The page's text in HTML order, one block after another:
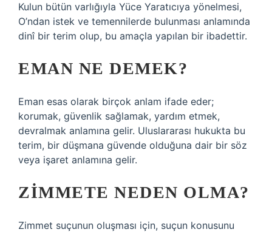
Kulun bütün varlığıyla Yüce Yaratıcıya yönelmesi,
O’ndan istek ve temennilerde bulunması anlamında
dinî bir terim olup, bu amaçla yapılan bir ibadettir.
EMAN NE DEMEK?
Eman esas olarak birçok anlam ifade eder;
korumak, güvenlik sağlamak, yardım etmek,
devralmak anlamına gelir. Uluslararası hukukta bu
terim, bir düşmana güvende olduğuna dair bir söz
veya işaret anlamına gelir.
ZIMMETE NEDEN OLMA?
Zimmet suçunun oluşması için, suçun konusunu